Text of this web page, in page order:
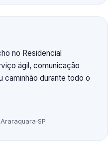
no Residencial
ágil, comunicação
caminhão durante todo o